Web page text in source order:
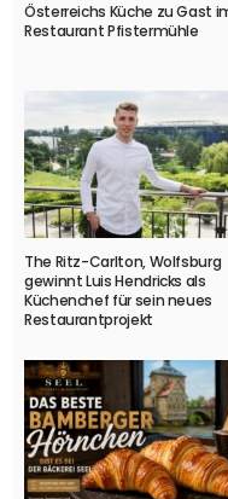
Österreichs Küche zu Gast
Restaurant Pfistermühle
The Ritz-Carlton, Wolfsburg
gewinnt Luis Hendricks als
Küchenchef für sein neues
Restaurantprojekt